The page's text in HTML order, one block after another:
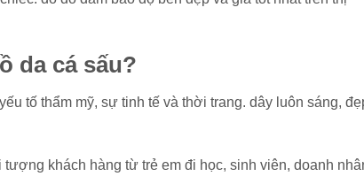
da cá sấu?
tố thẩm mỹ, sự tinh tế và thời trang. dây luôn sáng,
khách hàng từ trẻ em đi học, sinh viên, doanh